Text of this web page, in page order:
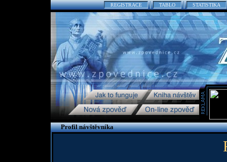
REGISTRACE TABLO STATISTIKA
Profil návštěvníka